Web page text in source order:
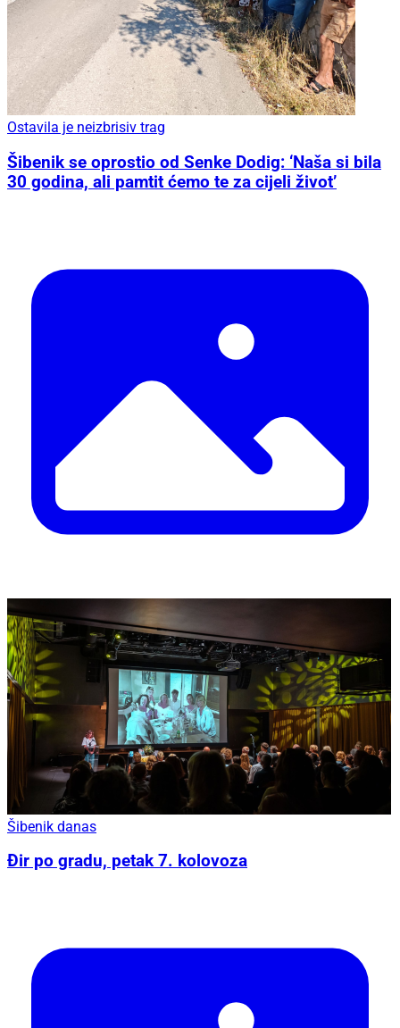
Ostavila je neizbrisiv trag
Šibenik se oprostio od Senke Dodig: ‘Naša si bila
30 godina, ali pamtit ćemo te za cijeli život’
Šibenik danas
Đir po gradu, petak 7. kolovoza